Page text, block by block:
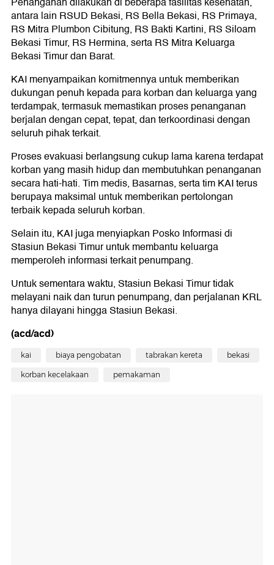
antara lain RSUD Bekasi, RS Bella Bekasi, RS Primaya,
RS Mitra Plumbon Cibitung, RS Bakti Kartini, RS Siloam
Bekasi Timur, RS Hermina, serta RS Mitra Keluarga
Bekasi Timur dan Barat.
KAI menyampaikan komitmennya untuk memberikan
dukungan penuh kepada para korban dan keluarga yang
terdampak, termasuk memastikan proses penanganan
berjalan dengan cepat, tepat, dan terkoordinasi dengan
seluruh pihak terkait.
Proses evakuasi berlangsung cukup lama karena terdapat
korban yang masih hidup dan membutuhkan penanganan
secara hati-hati. Tim medis, Basarnas, serta tim KAI terus
berupaya maksimal untuk memberikan pertolongan
terbaik kepada seluruh korban.
Selain itu, KAI juga menyiapkan Posko Informasi di
Stasiun Bekasi Timur untuk membantu keluarga
memperoleh informasi terkait penumpang.
Untuk sementara waktu, Stasiun Bekasi Timur tidak
melayani naik dan turun penumpang, dan perjalanan KRL
hanya dilayani hingga Stasiun Bekasi.
(acd/acd)
kai biaya pengobatan tabrakan kereta bekasi
korban kecelakaan pemakaman